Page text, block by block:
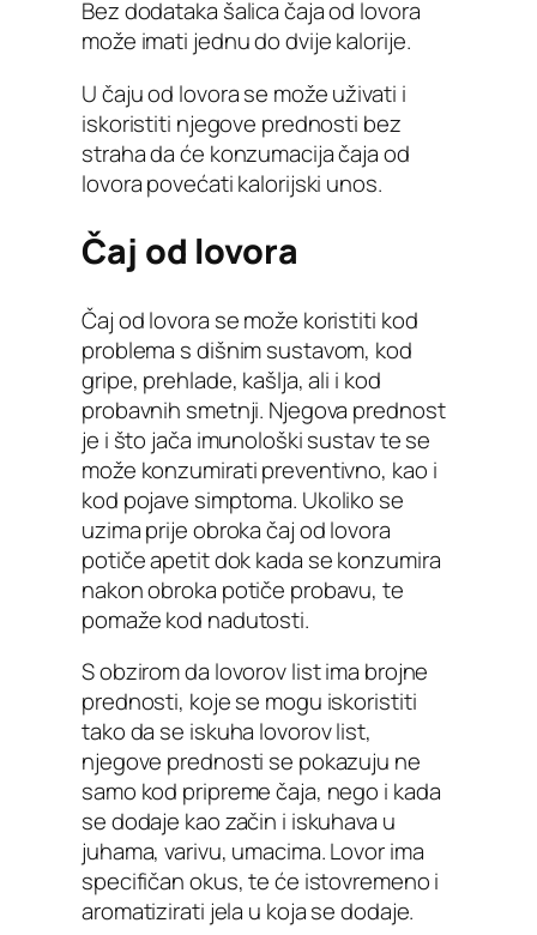
Bez dodataka šalica čaja od lovora
može imati jednu do dvije kalorije.
U čaju od lovora se može uživati i
iskoristiti njegove prednosti bez
straha da će konzumacija čaja od
lovora povećati kalorijski unos.
Čaj od lovora
Čaj od lovora se može koristiti kod
problema s dišnim sustavom, kod
gripe, prehlade, kašlja, ali i kod
probavnih smetnji. Njegova prednost
je i što jača imunološki sustav te se
može konzumirati preventivno, kao i
kod pojave simptoma. Ukoliko se
uzima prije obroka čaj od lovora
potiče apetit dok kada se konzumira
nakon obroka potiče probavu, te
pomaže kod nadutosti.
S obzirom da lovorov list ima brojne
prednosti, koje se mogu iskoristiti
tako da se iskuha lovorov list,
njegove prednosti se pokazuju ne
samo kod pripreme čaja, nego i kada
se dodaje kao začin i iskuhava u
juhama, varivu, umacima. Lovor ima
specifičan okus, te će istovremeno i
aromatizirati jela u koja se dodaje.